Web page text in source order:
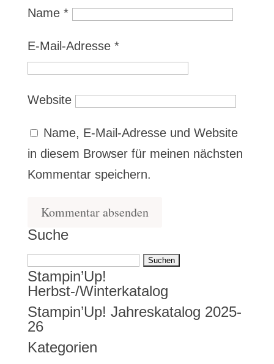
Name *
E-Mail-Adresse *
Website
Name, E-Mail-Adresse und Website
in diesem Browser für meinen nächsten
Kommentar speichern.
Suche
Suchen
nach:
Stampin’Up!
Herbst-/Winterkatalog
Stampin’Up! Jahreskatalog 2025-
26
Kategorien